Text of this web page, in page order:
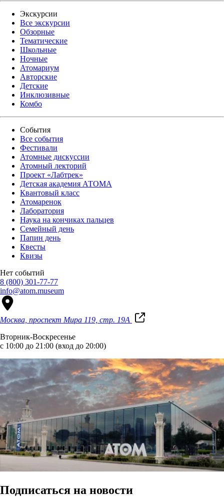
Экскурсии
Все экскурсии
Обзорные
Тематические
Школьные
Ночные
Атомариум
Авторские
Детские
Инклюзивные
Комбо
События
Все события
Фестивали
Атомные дискуссии
Атомный лекторий
Проект «Лабтрек»
Детская академия АТОМА
Квантовый класс
Атомаренок
Лаборатория
Наука на кончиках пальцев
Семейный день
Папин день
Квесты
Квизы
Нет событий
8 (800) 301-77-77
info@atom.museum
Москва, проспект Мира 119, стр. 19А
Вторник-Воскресенье
с 10:00 до 21:00 (вход до 20:00)
Подписаться на новости